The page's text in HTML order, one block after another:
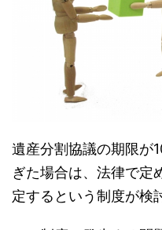
遺産分割協議の期限が
ぎた場合は、法律で定
定するという制度が検